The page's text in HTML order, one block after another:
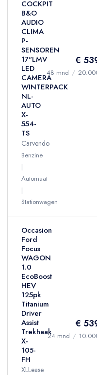
COCKPIT
B&O
AUDIO
CLIMA
P-
SENSOREN
17"LMV
LED
CAMERA
WINTERPACK
NL-
AUTO
X-
554-
TS
Carvendo
Benzine
Automaat
Stationwagen
€
48 mnd /
Occasion
Ford
Focus
WAGON
1.0
EcoBoost
HEV
125pk
Titanium
Driver
Assist
Trekhaak
X-
105-
FH
XLLease
€
24 mnd /